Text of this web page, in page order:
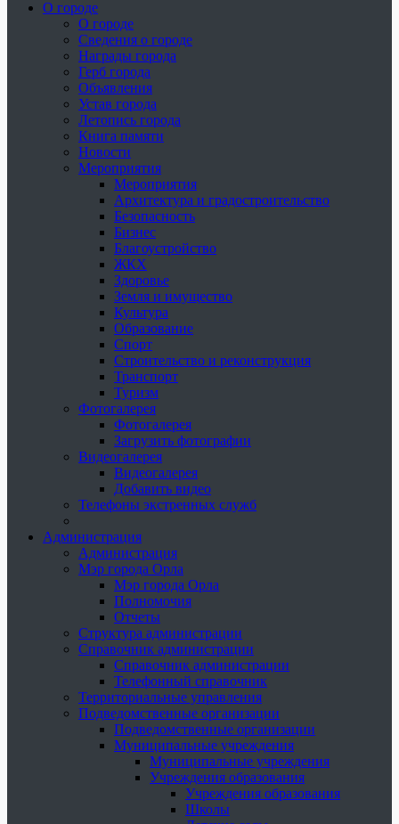
О городе
О городе
Сведения о городе
Награды города
Герб города
Объявления
Устав города
Летопись города
Книга памяти
Новости
Мероприятия
Мероприятия
Архитектура и градостроительство
Безопасность
Бизнес
Благоустройство
ЖКХ
Здоровье
Земля и имущество
Культура
Образование
Спорт
Строительство и реконструкция
Транспорт
Туризм
Фотогалерея
Фотогалерея
Загрузить фотографии
Видеогалерея
Видеогалерея
Добавить видео
Телефоны экстренных служб
Администрация
Администрация
Мэр города Орла
Мэр города Орла
Полномочия
Отчеты
Структура администрации
Справочник администрации
Справочник администрации
Телефонный справочник
Территориальные управления
Подведомственные организации
Подведомственные организации
Муниципальные учреждения
Муниципальные учреждения
Учреждения образования
Учреждения образования
Школы